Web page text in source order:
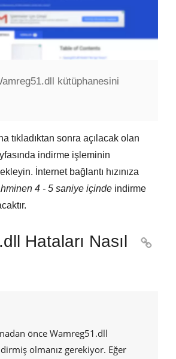
kütüphanesini
tıkladıktan sonra açılacak olan
indirme işleminin
İnternet bağlantı hızınıza
4 - 5 saniye içinde indirme
Hataları Nasıl

önce Wamreg51.dll
olmanız gerekiyor. Eğer